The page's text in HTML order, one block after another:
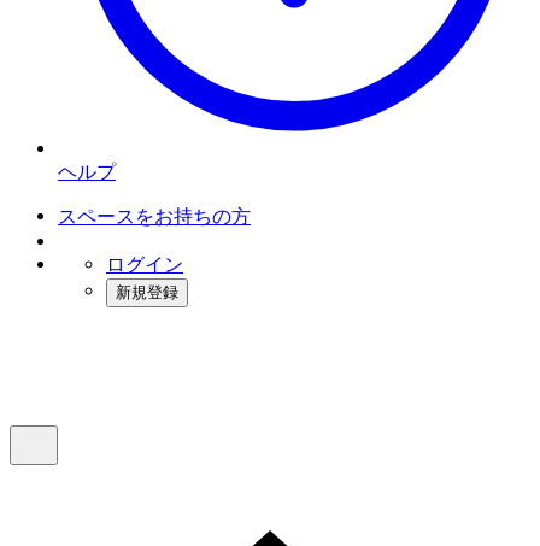
ヘルプ
スペースをお持ちの方
ログイン
新規登録